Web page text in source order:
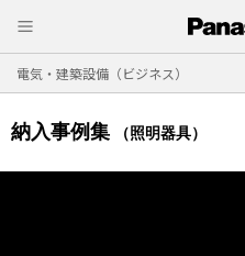
電気・建築設備（ビジネス）
納入事例集 （照明器具）